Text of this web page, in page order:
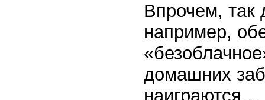
Впрочем, так
например,
домашних
наиграются…